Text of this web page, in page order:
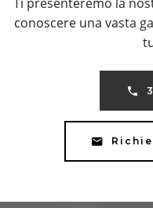
conoscere una vasta